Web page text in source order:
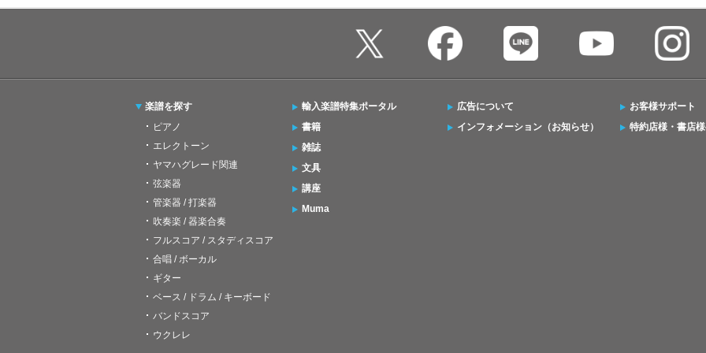
楽譜を探す
ピアノ
エレクトーン
ヤマハグレード関連
弦楽器
管楽器 / 打楽器
吹奏楽 / 器楽合奏
フルスコア / スタディスコア
合唱 / ボーカル
ギター
ベース / ドラム / キーボード
バンドスコア
ウクレレ
輸入楽譜特集ポータル
書籍
雑誌
文具
講座
Muma
広告について
インフォメーション（お知らせ）
お客様サポート
特約店様・書店